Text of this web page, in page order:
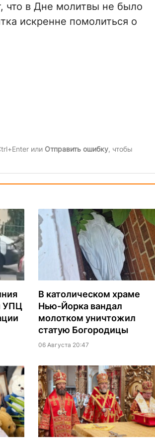
что в Дне молитвы не было
искренне помолиться о
или Отправить ошибку, чтобы
УПЦ
В католическом храме
Нью-Йорка вандал
молотком уничтожил
статую Богородицы
06 Августа 20:47